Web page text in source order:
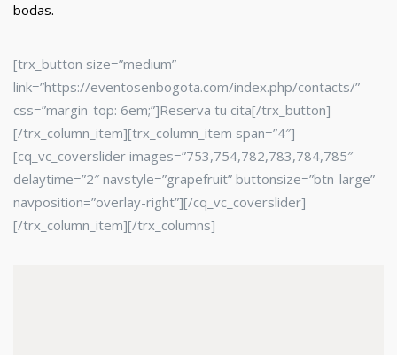
bodas.
[trx_button size=”medium”
link=”https://eventosenbogota.com/index.php/contacts/”
css=”margin-top: 6em;”]Reserva tu cita[/trx_button]
[/trx_column_item][trx_column_item span=”4″]
[cq_vc_coverslider images=”753,754,782,783,784,785″
delaytime=”2″ navstyle=”grapefruit” buttonsize=”btn-large”
navposition=”overlay-right”][/cq_vc_coverslider]
[/trx_column_item][/trx_columns]